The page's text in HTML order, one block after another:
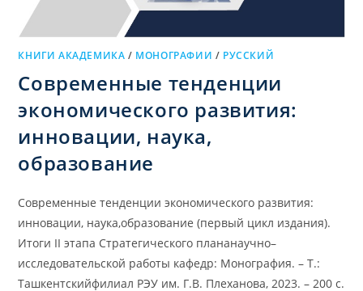
КНИГИ АКАДЕМИКА / МОНОГРАФИИ / РУССКИЙ
Современные тенденции
экономического развития:
инновации, наука,
образование
Современные тенденции экономического развития:
инновации, наука,образование (первый цикл издания).
Итоги II этапа Стратегического плананаучно–
исследовательской работы кафедр: Монография. – Т.:
Ташкентскийфилиал РЭУ им. Г.В. Плеханова, 2023. – 200 с.